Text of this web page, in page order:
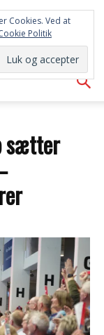
sætter
Cookies. Ved at
Politik